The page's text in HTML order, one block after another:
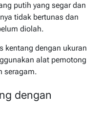
putih yang segar dan
tidak bertunas dan
diolah.
kentang dengan ukuran
alat pemotong
seragam.
dengan